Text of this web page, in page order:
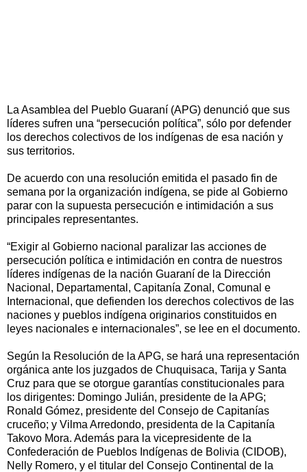
La Asamblea del Pueblo Guaraní (APG) denunció que sus
líderes sufren una “persecución política”, sólo por defender
los derechos colectivos de los indígenas de esa nación y
sus territorios.
De acuerdo con una resolución emitida el pasado fin de
semana por la organización indígena, se pide al Gobierno
parar con la supuesta persecución e intimidación a sus
principales representantes.
“Exigir al Gobierno nacional paralizar las acciones de
persecución política e intimidación en contra de nuestros
líderes indígenas de la nación Guaraní de la Dirección
Nacional, Departamental, Capitanía Zonal, Comunal e
Internacional, que defienden los derechos colectivos de las
naciones y pueblos indígena originarios constituidos en
leyes nacionales e internacionales”, se lee en el documento.
Según la Resolución de la APG, se hará una representación
orgánica ante los juzgados de Chuquisaca, Tarija y Santa
Cruz para que se otorgue garantías constitucionales para
los dirigentes: Domingo Julián, presidente de la APG;
Ronald Gómez, presidente del Consejo de Capitanías
cruceño; y Vilma Arredondo, presidenta de la Capitanía
Takovo Mora. Además para la vicepresidente de la
Confederación de Pueblos Indígenas de Bolivia (CIDOB),
Nelly Romero, y el titular del Consejo Continental de la